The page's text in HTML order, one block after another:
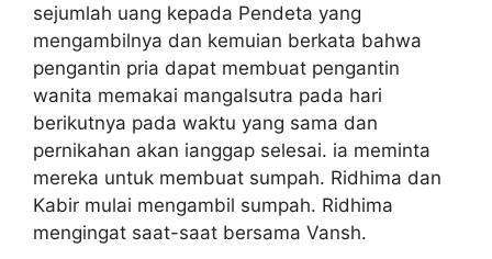
sejumlah uang kepada Pendeta yang
mengambilnya dan kemuian berkata bahwa
pengantin pria dapat membuat pengantin
wanita memakai mangalsutra pada hari
berikutnya pada waktu yang sama dan
pernikahan akan ianggap selesai. ia meminta
mereka untuk membuat sumpah. Ridhima dan
Kabir mulai mengambil sumpah. Ridhima
mengingat saat-saat bersama Vansh.